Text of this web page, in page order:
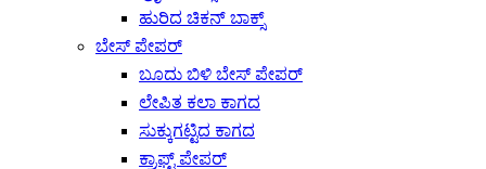
ಹುರಿದ ಚಿಕನ್ ಬಾಕ್ಸ್
ಬೇಸ್ ಪೇಪರ್
ಬೂದು ಬಿಳಿ ಬೇಸ್ ಪೇಪರ್
ಲೇಪಿತ ಕಲಾ ಕಾಗದ
ಸುಕ್ಕುಗಟ್ಟಿದ ಕಾಗದ
ಕ್ರಾಫ್ಟ್ ಪೇಪರ್